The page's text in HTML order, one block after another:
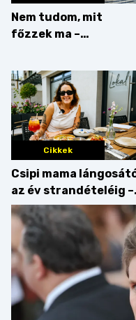
Nem tudom, mit
főzzek ma –
Cikkek
Csipi mama
az év strandételéig –
idén is felzabáltuk a
Balaton déli partját